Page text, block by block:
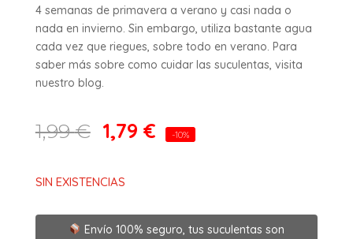
4 semanas de primavera a verano y casi nada o
nada en invierno. Sin embargo, utiliza bastante agua
cada vez que riegues, sobre todo en verano. Para
saber más sobre como cuidar las suculentas, visita
nuestro blog.
1,99€ 1,79 € -10%
SIN EXISTENCIAS
Envío 100% seguro, tus suculentas son